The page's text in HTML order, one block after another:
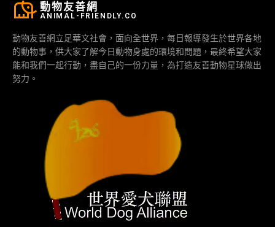
動物友善網
ANIMAL-FRIENDLY.CO
動物友善網立足華文社會，面向全世界，每日報導發生於世界各地
的動物事，供大家了解今日動物身處的環境和問題，最終希望大家
能和我們一起行動，盡自己的一份力量，為打造友善動物星球做出
努力。